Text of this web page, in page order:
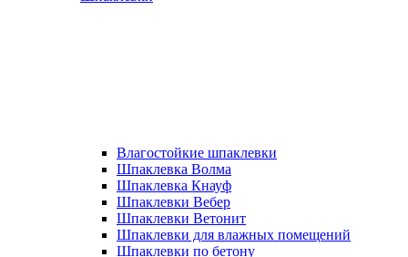
Влагостойкие шпаклевки
Шпаклевка Волма
Шпаклевка Кнауф
Шпаклевки Вебер
Шпаклевки Ветонит
Шпаклевки для влажных помещений
Шпаклевки по бетону